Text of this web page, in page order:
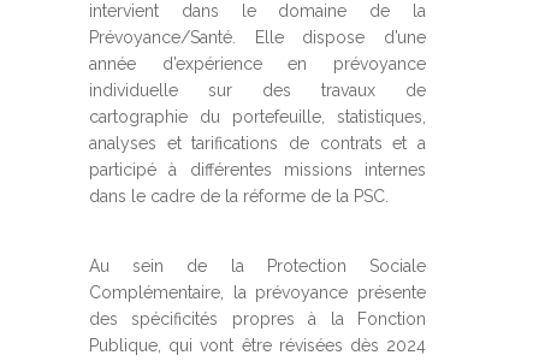
intervient dans le domaine de la
Prévoyance/Santé. Elle dispose d’une
année d’expérience en prévoyance
individuelle sur des travaux de
cartographie du portefeuille, statistiques,
analyses et tarifications de contrats et a
participé à différentes missions internes
dans le cadre de la réforme de la PSC.
Au sein de la Protection Sociale
Complémentaire, la prévoyance présente
des spécificités propres à la Fonction
Publique, qui vont être révisées dès 2024